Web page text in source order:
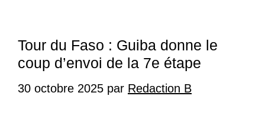
Tour du Faso : Guiba donne le
coup d’envoi de la 7e étape
30 octobre 2025 par Redaction B